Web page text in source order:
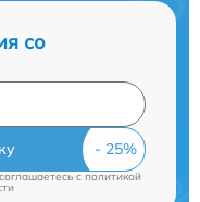
со
cполитикой